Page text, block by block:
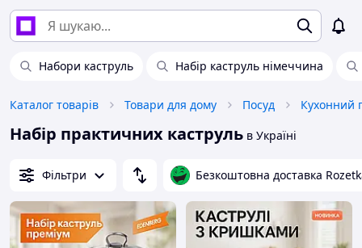
Набори каструль Набір каструль німеччина
Каталог товарів Товари для дому Посуд Кухонний
Набір практичних каструль в Україні
Фільтри Безкоштовна доставка